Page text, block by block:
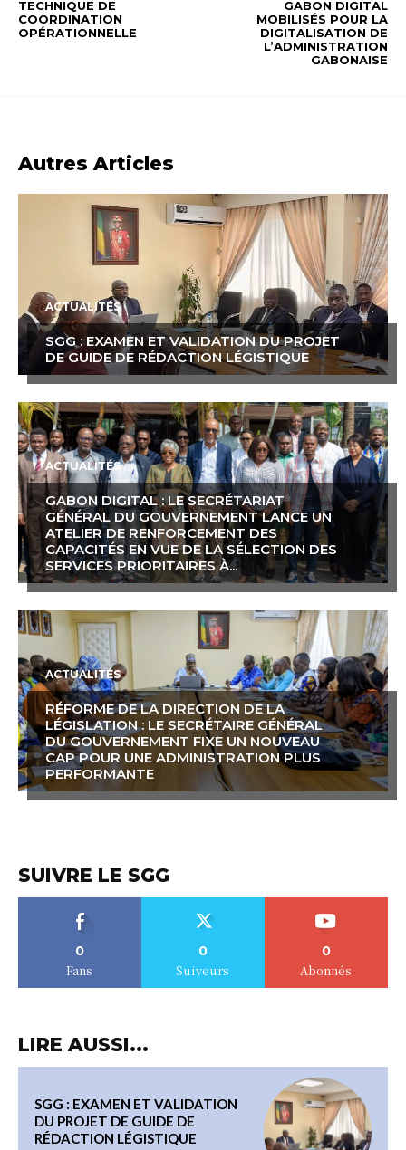
TECHNIQUE DE
COORDINATION
OPÉRATIONNELLE
GABON DIGITAL
MOBILISÉS POUR LA
DIGITALISATION DE
L’ADMINISTRATION
GABONAISE
Autres Articles
ACTUALITÉS
SGG : EXAMEN ET VALIDATION DU PROJET
DE GUIDE DE RÉDACTION LÉGISTIQUE
ACTUALITÉS
GABON DIGITAL : LE SECRÉTARIAT
GÉNÉRAL DU GOUVERNEMENT LANCE UN
ATELIER DE RENFORCEMENT DES
CAPACITÉS EN VUE DE LA SÉLECTION DES
SERVICES PRIORITAIRES À...
ACTUALITÉS
RÉFORME DE LA DIRECTION DE LA
LÉGISLATION : LE SECRÉTAIRE GÉNÉRAL
DU GOUVERNEMENT FIXE UN NOUVEAU
CAP POUR UNE ADMINISTRATION PLUS
PERFORMANTE
SUIVRE LE SGG
0
Fans
0
Suiveurs
0
Abonnés
LIRE AUSSI...
SGG : EXAMEN ET VALIDATION
DU PROJET DE GUIDE DE
RÉDACTION LÉGISTIQUE